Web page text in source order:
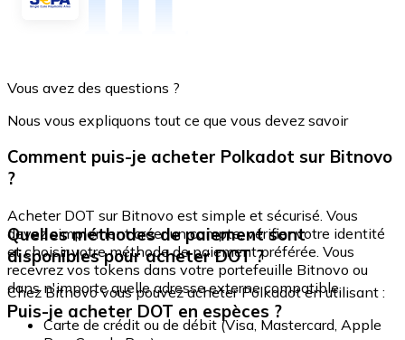
Vous avez des questions ?
Nous vous expliquons tout ce que vous devez savoir
Comment puis-je acheter Polkadot sur Bitnovo
?
Acheter DOT sur Bitnovo est simple et sécurisé. Vous
devez simplement créer un compte, vérifier votre identité
et choisir votre méthode de paiement préférée. Vous
recevrez vos tokens dans votre portefeuille Bitnovo ou
dans n'importe quelle adresse externe compatible.
Quelles méthodes de paiement sont
disponibles pour acheter DOT ?
Chez Bitnovo vous pouvez acheter Polkadot en utilisant :
Carte de crédit ou de débit (Visa, Mastercard, Apple
Puis-je acheter DOT en espèces ?